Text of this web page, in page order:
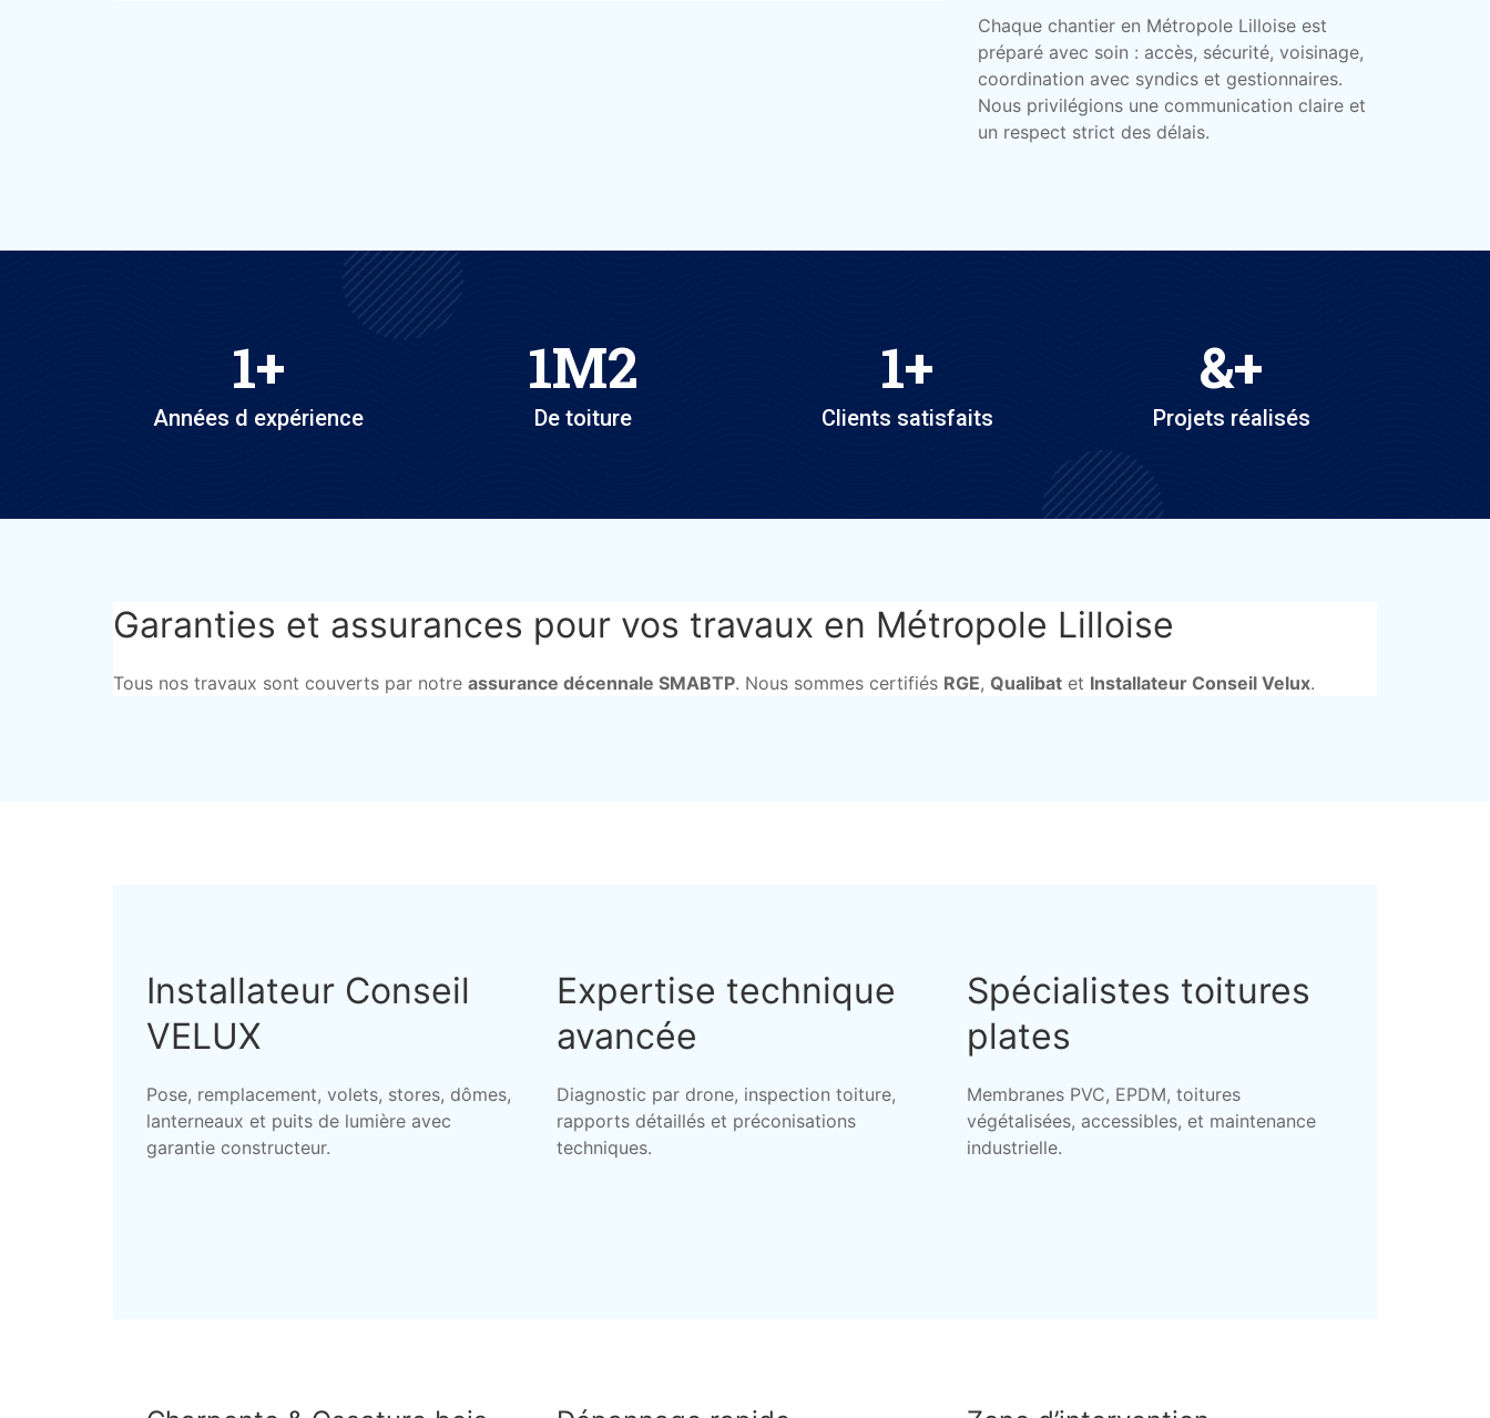
Chaque chantier en Métropole Lilloise est
préparé avec soin : accès, sécurité, voisinage,
coordination avec syndics et gestionnaires.
Nous privilégions une communication claire et
un respect strict des délais.
1+
Années d expérience
1M2
De toiture
1+
Clients satisfaits
&+
Projets réalisés
Garanties et assurances pour vos travaux en Métropole Lilloise
Tous nos travaux sont couverts par notre assurance décennale SMABTP. Nous sommes certifiés RGE, Qualibat et Installateur Conseil Velux.
Installateur Conseil
VELUX
Pose, remplacement, volets, stores, dômes,
lanterneaux et puits de lumière avec
garantie constructeur.
Expertise technique
avancée
Diagnostic par drone, inspection toiture,
rapports détaillés et préconisations
techniques.
Spécialistes toitures
plates
Membranes PVC, EPDM, toitures
végétalisées, accessibles, et maintenance
industrielle.